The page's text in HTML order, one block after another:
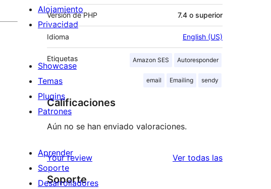
Versión de PHP 7.4 o superior
Idioma English (US)
Etiquetas Amazon SES Autoresponder
email Emailing sendy
Calificaciones
Aún no se han enviado valoraciones.
Your review Ver todas lasreseñas
Soporte
Alojamiento
Privacidad
Showcase
Temas
Plugins
Patrones
Aprender
Soporte
Desarrolladores